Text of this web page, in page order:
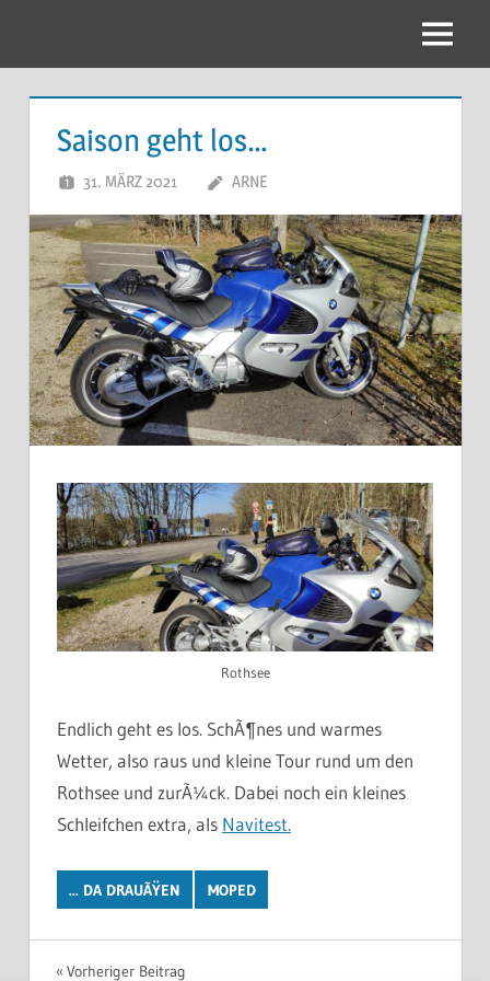
Menu
Saison geht los…
31. MÄRZ 2021 ARNE
Rothsee
Endlich geht es los. SchÃ¶nes und warmes
Wetter, also raus und kleine Tour rund um den
Rothsee und zurÃ¼ck. Dabei noch ein kleines
Schleifchen extra, als Navitest.
... DA DRAUÃŸEN MOPED
Vorheriger Beitrag